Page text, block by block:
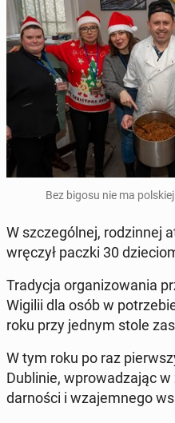
Bez bigosu nie ma
W szcze­gól­nej, ro­dzin­nej
wręczył paczki 30
Tra­dy­cja or­ga­ni­zo­wa­nia
Wigilii dla osób w
roku przy jednym stole
W tym roku po raz
Du­bli­nie, wpro­wa­dza­jąc
dar­no­ści i wza­jem­ne­go